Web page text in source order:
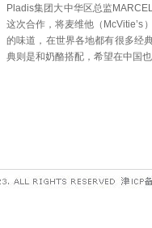
Pladis集团大中华区总监
这次合作，将麦维他（McVitie’s
的味道，在世界各地都有很多经
典则是和奶酪搭配，希望在中国